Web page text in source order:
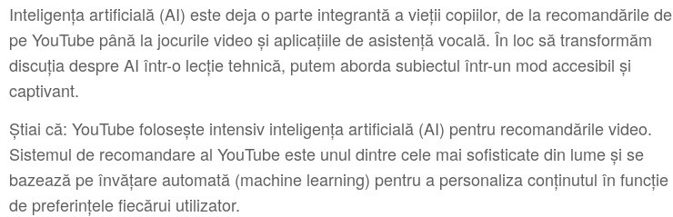
Inteligența artificială (AI) este deja o parte integrantă a vieții copiilor, de la recomandările de
pe YouTube până la jocurile video și aplicațiile de asistență vocală. În loc să transformăm
discuția despre AI într-o lecție tehnică, putem aborda subiectul într-un mod accesibil și
captivant.
Știai că: YouTube folosește intensiv inteligența artificială (AI) pentru recomandările video.
Sistemul de recomandare al YouTube este unul dintre cele mai sofisticate din lume și se
bazează pe învățare automată (machine learning) pentru a personaliza conținutul în funcție
de preferințele fiecărui utilizator.